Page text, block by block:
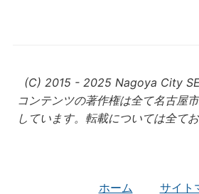
(C) 2015 - 2025 Nagoya City
コンテンツの著作権は全て名古屋
しています。転載については全て
ホーム サイト